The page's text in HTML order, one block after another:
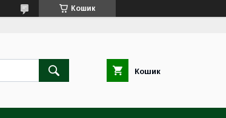
Кошик
Кошик